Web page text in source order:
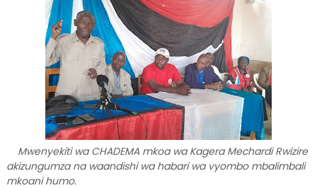
Mwenyekiti wa CHADEMA mkoa wa Kagera Mechardi Rwizire
akizungumza na waandishi wa habari wa vyombo mbalimbali
mkoani humo.